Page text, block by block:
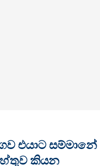
එයාට සම්මානේ
කියන